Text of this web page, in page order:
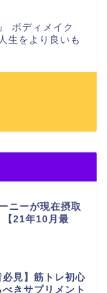
ボディメイク
生をより良いも
ニーが現在摂取
【21年10月最
必見】筋トレ初心
きサプリメント